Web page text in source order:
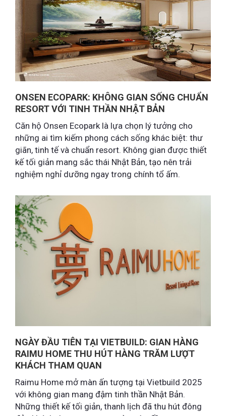
ONSEN ECOPARK: KHÔNG GIAN SỐNG CHUẨN
RESORT VỚI TINH THẦN NHẬT BẢN
Căn hộ Onsen Ecopark là lựa chọn lý tưởng cho
những ai tìm kiếm phong cách sống khác biệt: thư
giãn, tinh tế và chuẩn resort. Không gian được thiết
kế tối giản mang sắc thái Nhật Bản, tạo nên trải
nghiệm nghỉ dưỡng ngay trong chính tổ ấm.
NGÀY ĐẦU TIÊN TẠI VIETBUILD: GIAN HÀNG
RAIMU HOME THU HÚT HÀNG TRĂM LƯỢT
KHÁCH THAM QUAN
Raimu Home mở màn ấn tượng tại Vietbuild 2025
với không gian mang đậm tinh thần Nhật Bản.
Những thiết kế tối giản, thanh lịch đã thu hút đông